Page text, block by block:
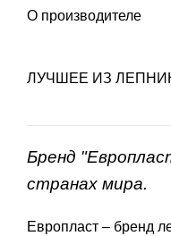
О производителе
ЛУЧШЕЕ ИЗ
Бренд
странах мира.
Европласт – бренд